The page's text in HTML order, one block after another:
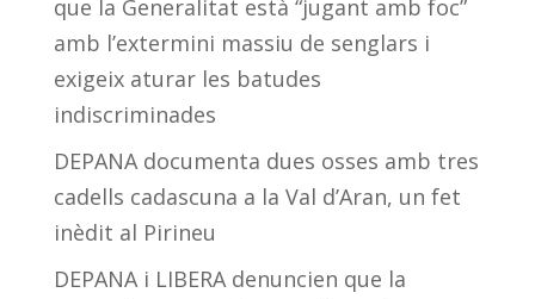
que la Generalitat està “jugant amb foc”
amb l’extermini massiu de senglars i
exigeix aturar les batudes
indiscriminades
DEPANA documenta dues osses amb tres
cadells cadascuna a la Val d’Aran, un fet
inèdit al Pirineu
DEPANA i LIBERA denuncien que la